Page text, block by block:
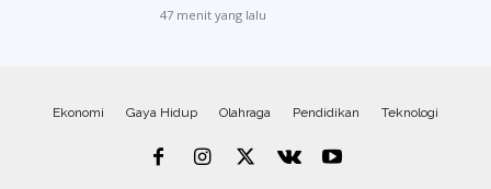
47 menit yang lalu
Ekonomi Gaya Hidup Olahraga Pendidikan Teknologi